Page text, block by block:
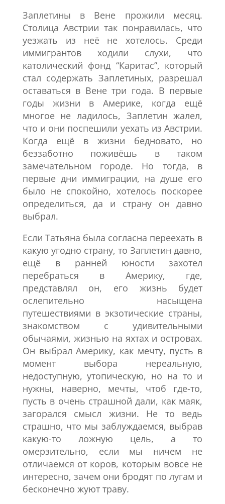
Заплетины в Вене прожили месяц.
Столица Австрии так понравилась, что
уезжать из неё не хотелось. Среди
иммигрантов ходили слухи, что
католический фонд “Каритас”, который
стал содержать Заплетиных, разрешал
оставаться в Вене три года. В первые
годы жизни в Америке, когда ещё
многое не ладилось, Заплетин жалел,
что и они поспешили уехать из Австрии.
Когда ещё в жизни бедновато, но
беззаботно поживёшь в таком
замечательном городе. Но тогда, в
первые дни иммиграции, на душе его
было не спокойно, хотелось поскорее
определиться, да и страну он давно
выбрал.
Если Татьяна была согласна переехать в
какую угодно страну, то Заплетин давно,
ещё в ранней юности захотел
перебраться в Америку, где,
представлял он, его жизнь будет
ослепительно насыщена
путешествиями в экзотические страны,
знакомством с удивительными
обычаями, жизнью на яхтах и островах.
Он выбрал Америку, как мечту, пусть в
момент выбора нереальную,
недоступную, утопическую, но на то и
нужны, наверно, мечты, чтоб где-то,
пусть в очень страшной дали, как маяк,
загорался смысл жизни. Не то ведь
страшно, что мы заблуждаемся, выбрав
какую-то ложную цель, а то
омерзительно, если мы ничем не
отличаемся от коров, которым вовсе не
интересно, зачем они бродят по лугам и
бесконечно жуют траву.